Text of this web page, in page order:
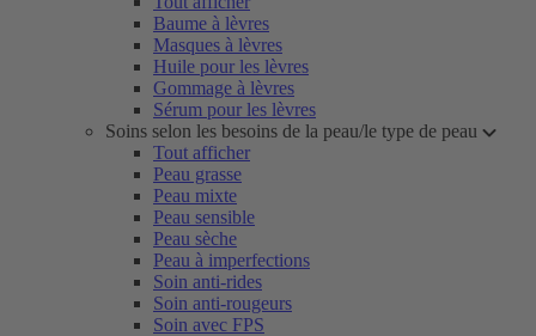
Baume à lèvres
Masques à lèvres
Huile pour les lèvres
Gommage à lèvres
Sérum pour les lèvres
Soins selon les besoins de la peau/le type de peau
Tout afficher
Peau grasse
Peau mixte
Peau sensible
Peau sèche
Peau à imperfections
Soin anti-rides
Soin anti-rougeurs
Soin avec FPS